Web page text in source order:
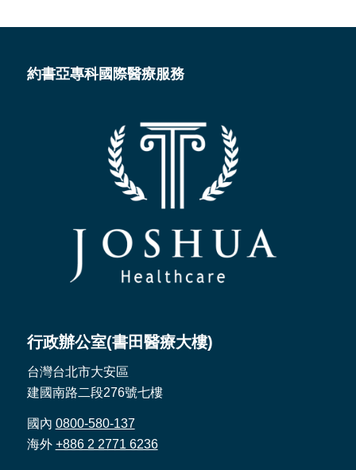
約書亞專科國際醫療服務
行政辦公室(書田醫療大樓)
台灣台北市大安區
建國南路二段276號七樓
國內 0800-580-137
海外 +886 2 2771 6236